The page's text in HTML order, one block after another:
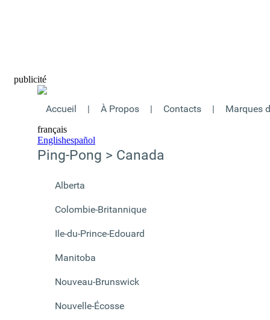
publicité
Accueil | À Propos | Contacts | Marques
français
Englishespañol
Ping-Pong > Canada
Alberta
Colombie-Britannique
Ile-du-Prince-Edouard
Manitoba
Nouveau-Brunswick
Nouvelle-Écosse